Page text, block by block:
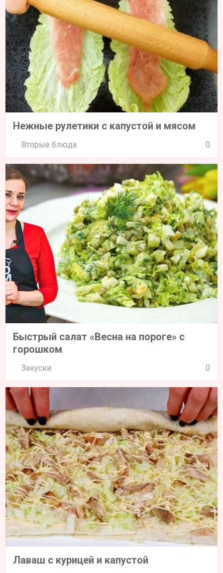
Нежные рулетики с капустой и мясом
Вторые блюда 0
Быстрый салат «Весна на пороге» с
горошком
Закуски 0
Лаваш с курицей и капустой